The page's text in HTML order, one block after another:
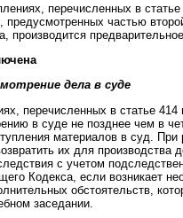
перечисленных в
предусмотренных частью
производится
дела в суде
перечисленных в статье 414
в суде не позднее чем в
материалов в суд. При
их для производства
с учетом
Кодекса, если возникает
обстоятельств,
заседании.